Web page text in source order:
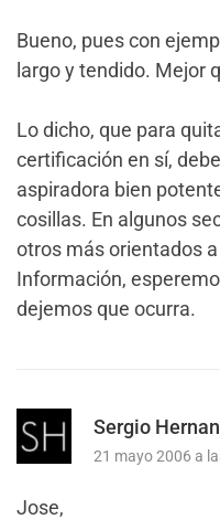
Bueno, pues con
largo y tendido. Mejor
Lo dicho, que para
certificación en sí,
aspiradora bien
cosillas. En algunos
otros más orientados
Información,
dejemos que ocurra.
Sergio
21 mayo 2006 a
Jose,